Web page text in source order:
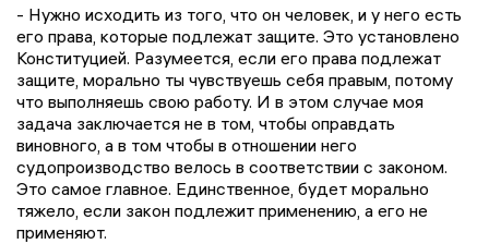
- Нужно исходить из того, что он человек, и у него есть
его права, которые подлежат защите. Это установлено
Конституцией. Разумеется, если его права подлежат
защите, морально ты чувствуешь себя правым, потому
что выполняешь свою работу. И в этом случае моя
задача заключается не в том, чтобы оправдать
виновного, а в том чтобы в отношении него
судопроизводство велось в соответствии с законом.
Это самое главное. Единственное, будет морально
тяжело, если закон подлежит применению, а его не
применяют.